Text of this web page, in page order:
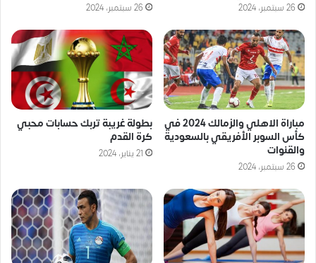
26 سبتمبر، 2024 26 سبتمبر، 2024
مباراة الاهلي والزمالك 2024 في
كأس السوبر الأفريقي بالسعودية
والقنوات
26 سبتمبر، 2024
بطولة غريبة تربك حسابات محبي
كرة القدم
21 يناير، 2024